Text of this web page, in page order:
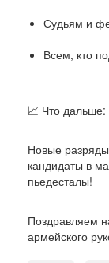
Судьям и
Всем, кто
📈 Что дальше:
Новые
кандидаты в
пьедесталы!
Поздравляем
армейского